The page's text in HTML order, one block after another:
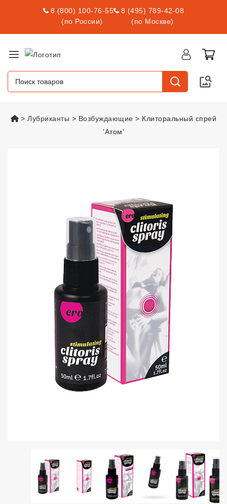
8 (800) 100-76-55
(по России)
8 (495) 789-42-08
(по Москве)
vsexshop.ru
Лубриканты Возбуждающие
Клиторальный спрей
'Атом'